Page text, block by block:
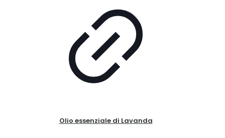
Olio essenziale di Lavanda